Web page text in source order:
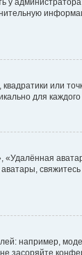
или
для каждого
например,
засоряйте